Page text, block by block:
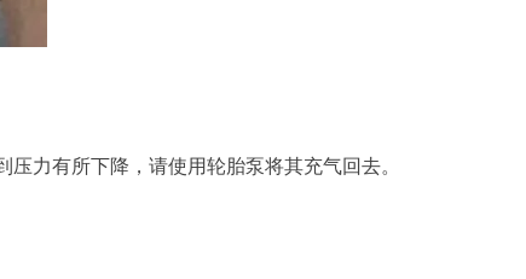
力有所下降，请使用轮胎泵将其充气回去。